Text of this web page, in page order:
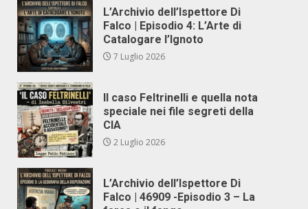
L’Archivio dell’Ispettore Di
Falco | Episodio 4: L’Arte di
Catalogare l’Ignoto
7 Luglio 2026
Il caso Feltrinelli e quella nota
speciale nei file segreti della
CIA
2 Luglio 2026
L’Archivio dell’Ispettore Di
Falco | 46909 -Episodio 3 – La